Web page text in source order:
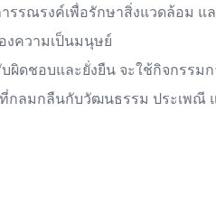
รณรงค์เพื่อรักษาสิ่งแวดล้อม
ความเป็นมนุษย์
ผิดชอบและยั่งยืน จะใช้กิจกรร
ลมกลืนกับวัฒนธรรม ประเพณี